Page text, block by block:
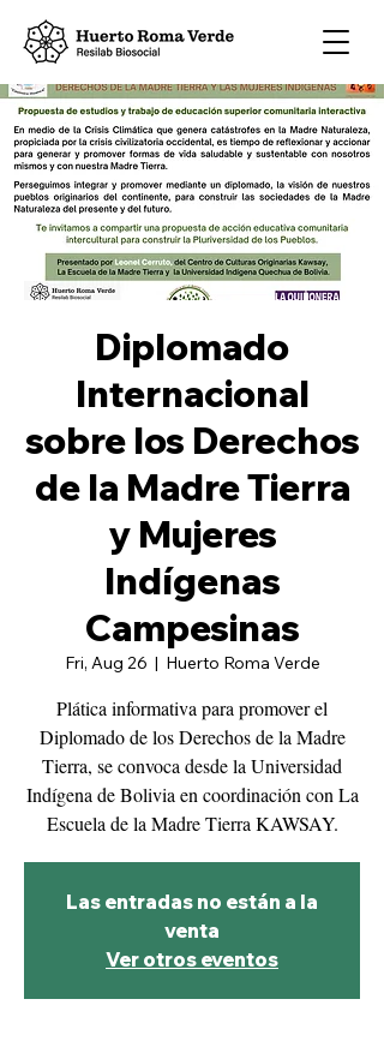
Diplomado
Internacional
sobre los Derechos
de la Madre Tierra
y Mujeres
Indígenas
Campesinas
Fri, Aug 26
  |
Huerto Roma Verde
Plática informativa para promover el
Diplomado de los Derechos de la Madre
Tierra, se convoca desde la Universidad
Indígena de Bolivia en coordinación con La
Escuela de la Madre Tierra KAWSAY.
Las entradas no están a la
venta
Ver otros eventos